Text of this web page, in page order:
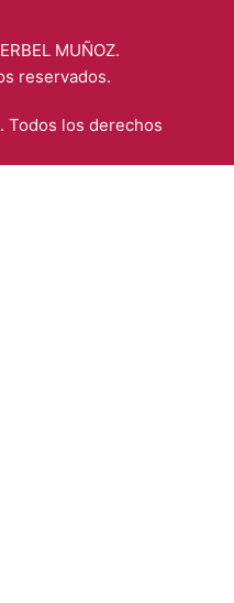
MUÑOZ.
reservados.
Todos los derechos